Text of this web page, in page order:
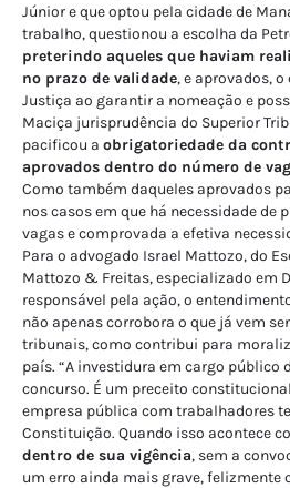
Júnior e que optou pela cidade de
trabalho, questionou a escolha da
preterindo aqueles que haviam
no prazo de validade, e aprovados,
Justiça ao garantir a nomeação e
Maciça jurisprudência do Superior
pacificou a obrigatoriedade da
aprovados dentro do número de
Como também daqueles aprovados
nos casos em que há necessidade de
vagas e comprovada a efetiva
Para o advogado Israel Mattozo, do
Mattozo & Freitas, especializado em
responsável pela ação, o
não apenas corrobora o que já vem
tribunais, como contribui para
país. “A investidura em cargo público
concurso. É um preceito
empresa pública com trabalhadores
Constituição. Quando isso acontece
dentro de sua vigência, sem a
um erro ainda mais grave, felizmente